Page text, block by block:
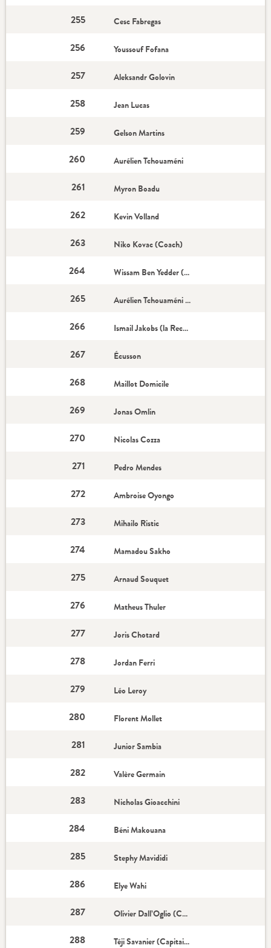
255 Cesc Fabregas
256 Youssouf Fofana
257 Aleksandr Golovin
258 Jean Lucas
259 Gelson Martins
260 Aurélien Tchouaméni
261 Myron Boadu
262 Kevin Volland
263 Niko Kovac (Coach)
264 Wissam Ben Yedder (Capitaine)
265 Aurélien Tchouaméni (l'Incontournable)
266 Ismail Jakobs (la Recrue)
267 Écusson
268 Maillot Domicile
269 Jonas Omlin
270 Nicolas Cozza
271 Pedro Mendes
272 Ambroise Oyongo
273 Mihailo Ristic
274 Mamadou Sakho
275 Arnaud Souquet
276 Matheus Thuler
277 Joris Chotard
278 Jordan Ferri
279 Léo Leroy
280 Florent Mollet
281 Junior Sambia
282 Valère Germain
283 Nicholas Gioacchini
284 Béni Makouana
285 Stephy Mavididi
286 Elye Wahi
287 Olivier Dall’Oglio (Coach)
288 Téji Savanier (Capitaine)